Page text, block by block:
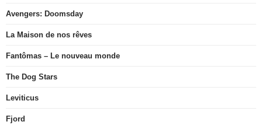
Avengers: Doomsday
La Maison de nos rêves
Fantômas – Le nouveau monde
The Dog Stars
Leviticus
Fjord